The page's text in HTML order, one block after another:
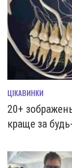
ЦІКАВИНКИ
20+
краще за